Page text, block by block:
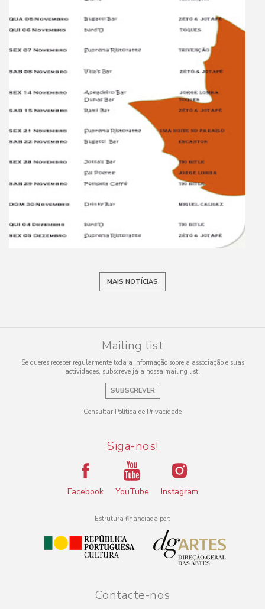
MAIS NOTÍCIAS
Mailing list
Se queres receber regularmente toda a informação sobre a associação e suas
actividades, subscreve já a nossa mailing list.
SUBSCREVER
Consultar Política de Privacidade
Siga-nos!
Facebook YouTube Instagram
Estrutura financiada por:
Contacte-nos